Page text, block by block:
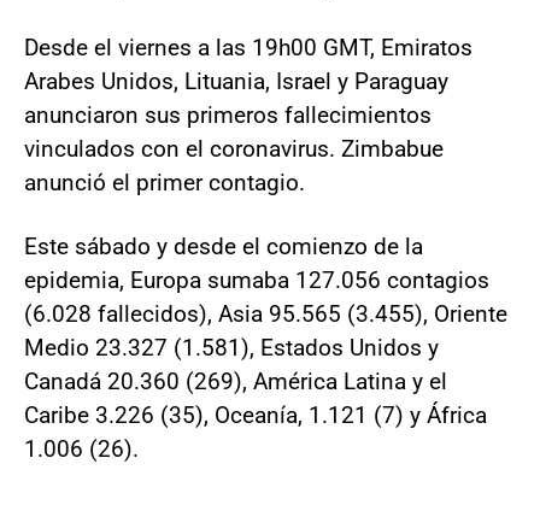
Desde el viernes a las 19h00 GMT, Emiratos
Arabes Unidos, Lituania, Israel y Paraguay
anunciaron sus primeros fallecimientos
vinculados con el coronavirus. Zimbabue
anunció el primer contagio.
Este sábado y desde el comienzo de la
epidemia, Europa sumaba 127.056 contagios
(6.028 fallecidos), Asia 95.565 (3.455), Oriente
Medio 23.327 (1.581), Estados Unidos y
Canadá 20.360 (269), América Latina y el
Caribe 3.226 (35), Oceanía, 1.121 (7) y África
1.006 (26).